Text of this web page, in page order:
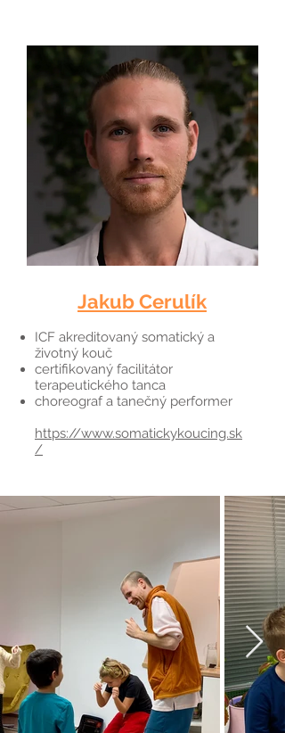
Jakub Cerulík
ICF akreditovaný somatický a
životný kouč
certifikovaný facilitátor
terapeutického tanca
choreograf a tanečný performer
https://www.somatickykoucing.sk
/